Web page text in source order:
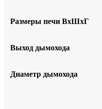
Размеры печи ВхШхГ
Выход дымохода
Диаметр дымохода